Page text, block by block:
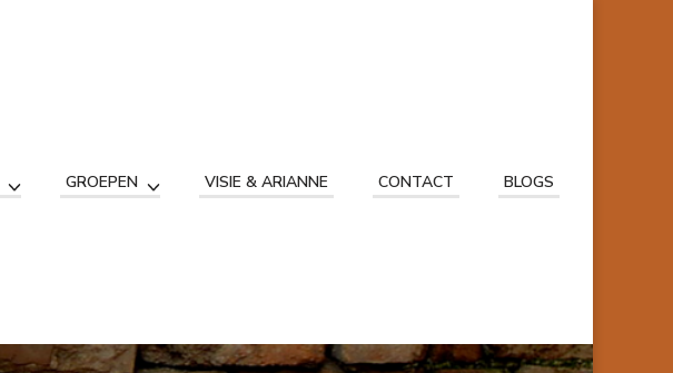
GROEPEN VISIE & ARIANNE CONTACT BLOGS